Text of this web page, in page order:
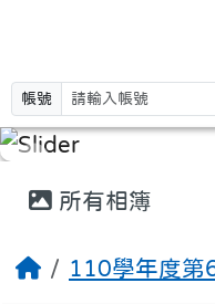
帳號
所有相簿
110學年度第